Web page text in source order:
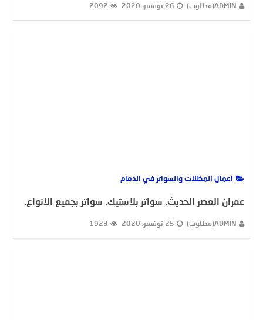
ADMIN(مطلوب) 26 نوفمبر، 2020 2092
اعمال المظلات والسواتر في الدمام
عمران العصر الحديث. سواتر بلاستيك. سواتر بجميع الانواع.
ADMIN(مطلوب) 25 نوفمبر، 2020 1923